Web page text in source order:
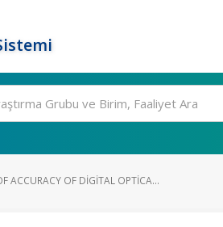
ACCURACY OF DIGITAL OPTICA...